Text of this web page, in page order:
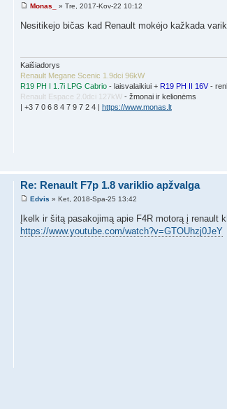
Monas_ » Tre, 2017-Kov-22 10:12
Nesitikejo bičas kad Renault mokėjo kažkada
Kaišiadorys
Renault Megane Scenic 1.9dci 96kW
R19 PH I 1.7i LPG Cabrio- laisvalaikiui + R19 PH II 16V-
Renault Espace 2.0dci 127kW- žmonai ir kelionėms
| +3 7 0 6 8 4 7 9 7 2 4 | https://www.monas.lt
Re: Renault F7p 1.8 variklio apžvalga
Edvis » Ket, 2018-Spa-25 13:42
Įkelk ir šitą pasakojimą apie F4R motorą į renault
https://www.youtube.com/watch?v=GTOUhzj0JeY